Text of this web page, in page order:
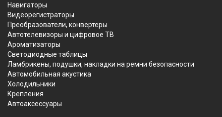
Навигаторы
Видеорегистраторы
Преобразователи, конвертеры
Автотелевизоры и цифровое ТВ
Ароматизаторы
Светодиодные таблицы
Ламбрикены, подушки, накладки на ремни безопасности
Автомобильная акустика
Холодильники
Крепления
Автоаксессуары